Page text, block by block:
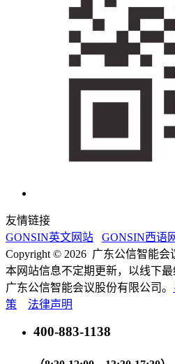
友情链接
GONSIN英文网站
GONSIN西语
Copyright © 2026 广东公信智能
本网站信息不定期更新，以线下
广东公信智能会议股份有限公司。
策
法律声明
400-883-1138